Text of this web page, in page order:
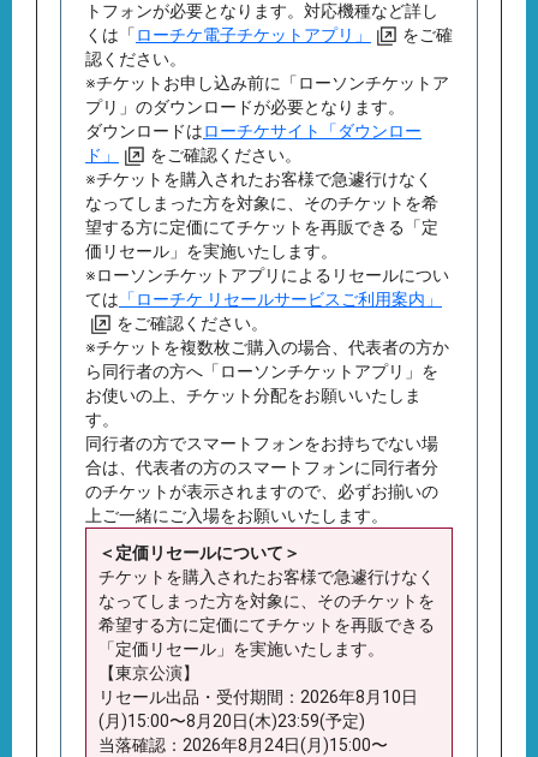
トフォンが必要となります。対応機種など詳し
くは「 ローチケ電子チケットアプリ」
をご確
認ください。
※チケットお申し込み前に「ローソンチケットア
プリ」のダウンロードが必要となります。
ダウンロードはローチケサイト「ダウンロー
ド」
をご確認ください。
※チケットを購入されたお客様で急遽行けなく
なってしまった方を対象に、そのチケットを希
望する方に定価にてチケットを再販できる「定
価リセール」を実施いたします。
※ローソンチケットアプリによるリセールについ
ては 「ローチケ リセールサービスご利用案内」
をご確認ください。
※チケットを複数枚ご購入の場合、代表者の方か
ら同行者の方へ「ローソンチケットアプリ」を
お使いの上、チケット分配をお願いいたしま
す。
同行者の方でスマートフォンをお持ちでない場
合は、代表者の方のスマートフォンに同行者分
のチケットが表示されますので、必ずお揃いの
上ご一緒にご入場をお願いいたします。
＜定価リセールについて＞
チケットを購入されたお客様で急遽行けなく
なってしまった方を対象に、そのチケットを
希望する方に定価にてチケットを再販できる
「定価リセール」を実施いたします。
【東京公演】
リセール出品・受付期間：2026年8月10日
(月)15:00〜8月20日(木)23:59(予定)
当落確認：2026年8月24日(月)15:00〜